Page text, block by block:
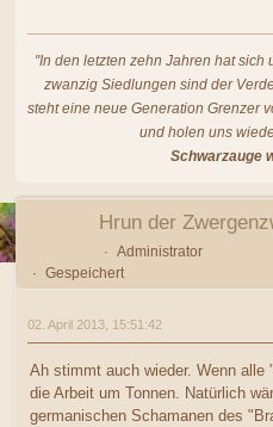
"In den letzten zehn Jahren hat sich
zwanzig Siedlungen sind der
steht eine neue Generation Grenzer
und holen uns
Schwarzauge
Hrun der
Administrator
Gespeichert
02. April 2013, 15:51:42
Ah stimmt auch wieder. Wenn
die Arbeit um Tonnen. Natürlich
germanischen Schamanen des